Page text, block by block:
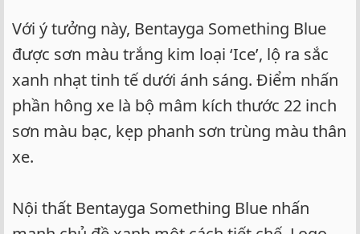
Với ý tưởng này, Bentayga Something Blue
được sơn màu trắng kim loại ‘Ice’, lộ ra sắc
xanh nhạt tinh tế dưới ánh sáng. Điểm nhấn
phần hông xe là bộ mâm kích thước 22 inch
sơn màu bạc, kẹp phanh sơn trùng màu thân
xe.
Nội thất Bentayga Something Blue nhấn